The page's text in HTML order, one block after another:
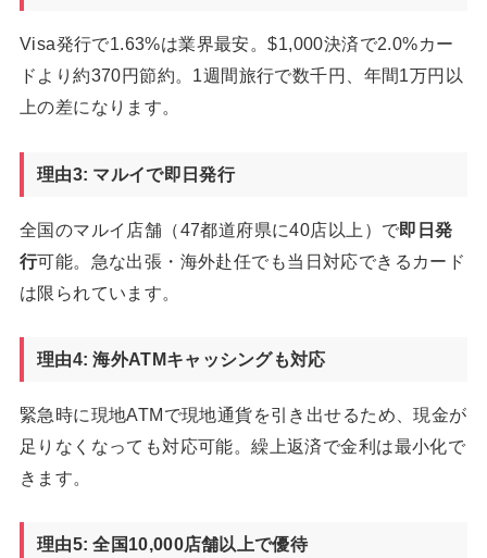
Visa発行で1.63%は業界最安。$1,000決済で2.0%カー
ドより約370円節約。1週間旅行で数千円、年間1万円以
上の差になります。
理由3: マルイで即日発行
全国のマルイ店舗（47都道府県に40店以上）で即日発
行可能。急な出張・海外赴任でも当日対応できるカード
は限られています。
理由4: 海外ATMキャッシングも対応
緊急時に現地ATMで現地通貨を引き出せるため、現金が
足りなくなっても対応可能。繰上返済で金利は最小化で
きます。
理由5: 全国10,000店舗以上で優待